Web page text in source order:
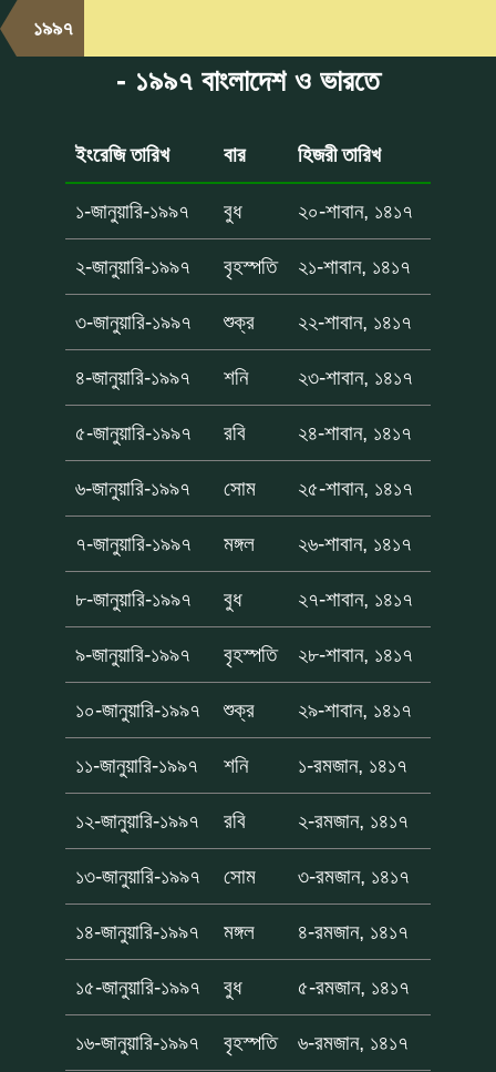
১৯৯৭
- ১৯৯৭ বাংলাদেশ ও ভারতে
ইংরেজি তারিখ বার হিজরী তারিখ
১-জানুয়ারি-১৯৯৭ বুধ ২০-শাবান, ১৪১৭
২-জানুয়ারি-১৯৯৭ বৃহস্পতি ২১-শাবান, ১৪১৭
৩-জানুয়ারি-১৯৯৭ শুক্র ২২-শাবান, ১৪১৭
৪-জানুয়ারি-১৯৯৭ শনি ২৩-শাবান, ১৪১৭
৫-জানুয়ারি-১৯৯৭ রবি ২৪-শাবান, ১৪১৭
৬-জানুয়ারি-১৯৯৭ সোম ২৫-শাবান, ১৪১৭
৭-জানুয়ারি-১৯৯৭ মঙ্গল ২৬-শাবান, ১৪১৭
৮-জানুয়ারি-১৯৯৭ বুধ ২৭-শাবান, ১৪১৭
৯-জানুয়ারি-১৯৯৭ বৃহস্পতি ২৮-শাবান, ১৪১৭
১০-জানুয়ারি-১৯৯৭ শুক্র ২৯-শাবান, ১৪১৭
১১-জানুয়ারি-১৯৯৭ শনি ১-রমজান, ১৪১৭
১২-জানুয়ারি-১৯৯৭ রবি ২-রমজান, ১৪১৭
১৩-জানুয়ারি-১৯৯৭ সোম ৩-রমজান, ১৪১৭
১৪-জানুয়ারি-১৯৯৭ মঙ্গল ৪-রমজান, ১৪১৭
১৫-জানুয়ারি-১৯৯৭ বুধ ৫-রমজান, ১৪১৭
১৬-জানুয়ারি-১৯৯৭ বৃহস্পতি ৬-রমজান, ১৪১৭